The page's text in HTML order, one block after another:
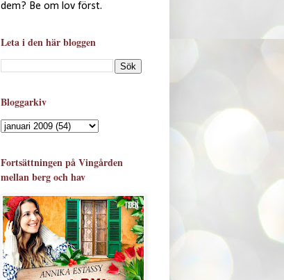
dem? Be om lov först.
Leta i den här bloggen
Bloggarkiv
Fortsättningen på Vingården
mellan berg och hav